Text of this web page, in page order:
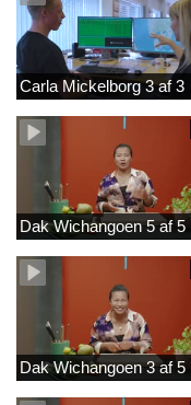
Carla Mickelborg 3 af 3
Dak Wichangoen 5 af 5
Dak Wichangoen 3 af 5